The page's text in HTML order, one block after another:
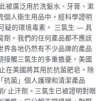
被廣泛用於洗髮水、牙膏、漱
個人衛生用品中。經科學證明
疑的環境毒素。 三氯生 — 具
劑。我們的任何產品都不應該
界各地仍然有不少品牌的產品
接觸三氯生的多重擔憂，美國
在美國將其用於抗菌肥皂。除
抗菌」個人護理和清潔產品
/ 止汗劑。三氯生已被證明對眼